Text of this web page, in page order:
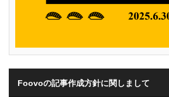
Foovoの記事作成方針に関しまして